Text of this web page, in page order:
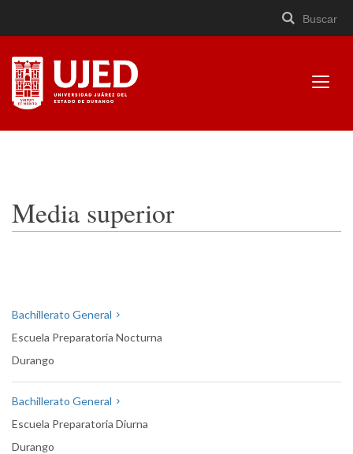
a
contenido
×
Buscar
Media superior
Bachillerato General
Escuela Preparatoria Nocturna
Durango
Bachillerato General
Escuela Preparatoria Diurna
Durango